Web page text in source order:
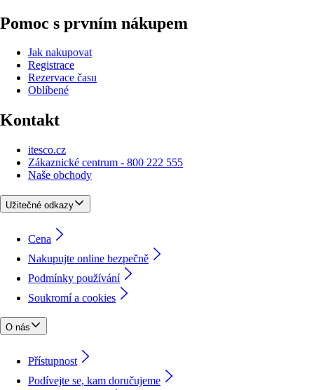
Pomoc s prvním nákupem
Jak nakupovat
Registrace
Rezervace času
Oblíbené
Kontakt
itesco.cz
Zákaznické centrum - 800 222 555
Naše obchody
Užitečné odkazy
Cena
Nakupujte online bezpečně
Podmínky používání
Soukromí a cookies
O nás
Přístupnost
Podívejte se, kam doručujeme